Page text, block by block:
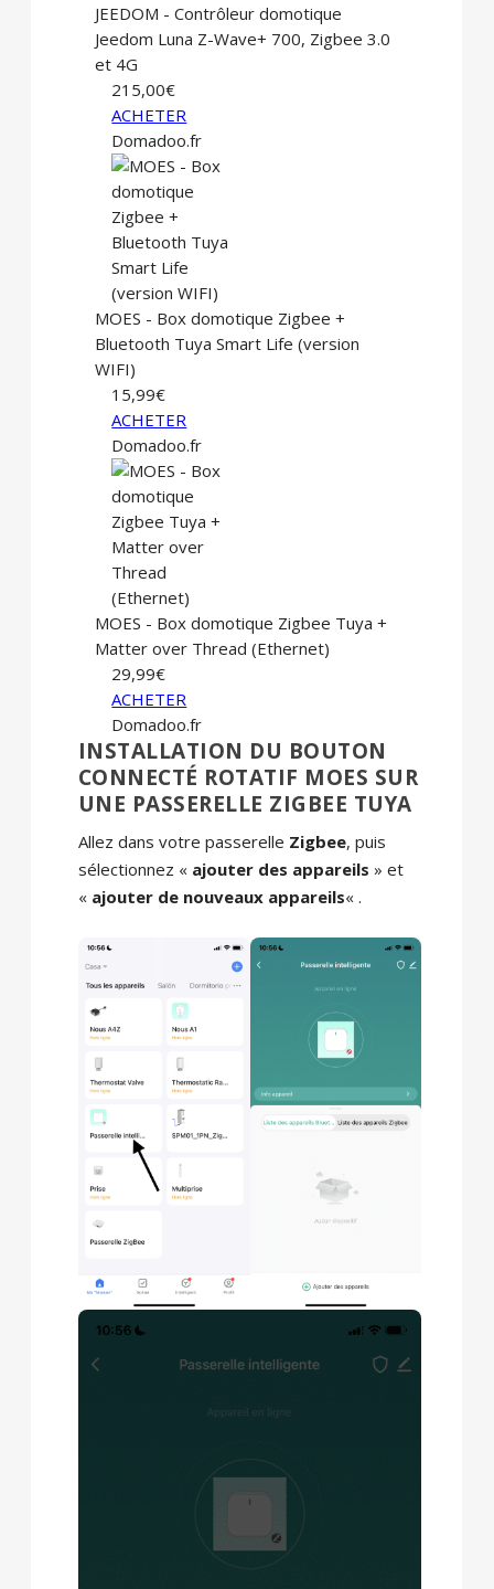
JEEDOM - Contrôleur domotique
Jeedom Luna Z-Wave+ 700, Zigbee 3.0
et 4G
215,00€
ACHETER
Domadoo.fr
MOES - Box domotique Zigbee +
Bluetooth Tuya Smart Life (version
WIFI)
15,99€
ACHETER
Domadoo.fr
MOES - Box domotique Zigbee Tuya +
Matter over Thread (Ethernet)
29,99€
ACHETER
Domadoo.fr
INSTALLATION DU BOUTON
CONNECTÉ ROTATIF MOES SUR
UNE PASSERELLE ZIGBEE TUYA
Allez dans votre passerelle Zigbee, puis
sélectionnez « ajouter des appareils » et
« ajouter de nouveaux appareils« .